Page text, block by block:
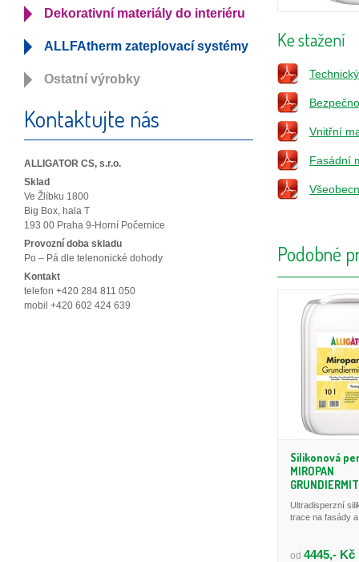
Dekorativní materiály do interiéru
ALLFAtherm zateplovací systémy
Ostatní výrobky
Kontaktujte nás
ALLIGATOR CS, s.r.o.
Sklad
Ve Žlíbku 1800
Big Box, hala T
193 00 Praha 9-Horní Počernice
Provozní doba skladu
Po – Pá dle telenonické dohody
Kontakt
telefon +420 284 811 050
mobil +420 602 424 639
Ke stažení
Vnitřní
Fasádní
Podobné
Silikonová
MIROPAN
Ultradisperzní
trace na fasády
od 4445,- Kč